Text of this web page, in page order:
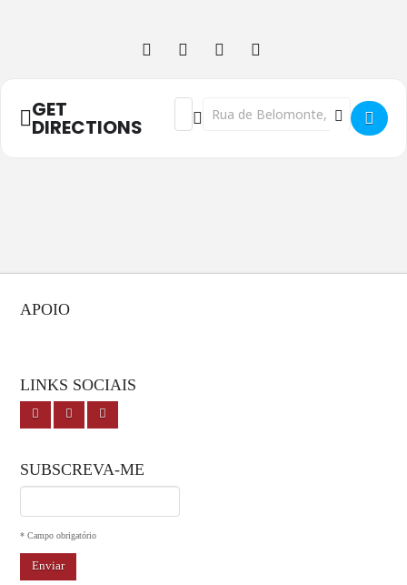
GET
DIRECTIONS
Address - Visita guiada ao Museu
Destination Address - Visita
APOIO
LINKS SOCIAIS
SUBSCREVA-ME
I agree terms and conditions.*
* Campo obrigatório